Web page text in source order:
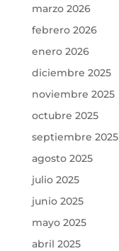
marzo 2026
febrero 2026
enero 2026
diciembre 2025
noviembre 2025
octubre 2025
septiembre 2025
agosto 2025
julio 2025
junio 2025
mayo 2025
abril 2025